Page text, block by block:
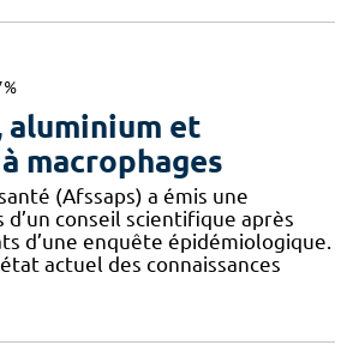
aluminium et
macrophages
(Afssaps) a émis une
d’un conseil scientifique après
d’une enquête épidémiologique.
actuel des connaissances